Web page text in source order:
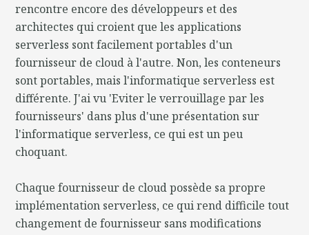
rencontre encore des développeurs et des
architectes qui croient que les applications
serverless sont facilement portables d'un
fournisseur de cloud à l'autre. Non, les conteneurs
sont portables, mais l'informatique serverless est
différente. J'ai vu 'Eviter le verrouillage par les
fournisseurs' dans plus d'une présentation sur
l'informatique serverless, ce qui est un peu
choquant.
Chaque fournisseur de cloud possède sa propre
implémentation serverless, ce qui rend difficile tout
changement de fournisseur sans modifications